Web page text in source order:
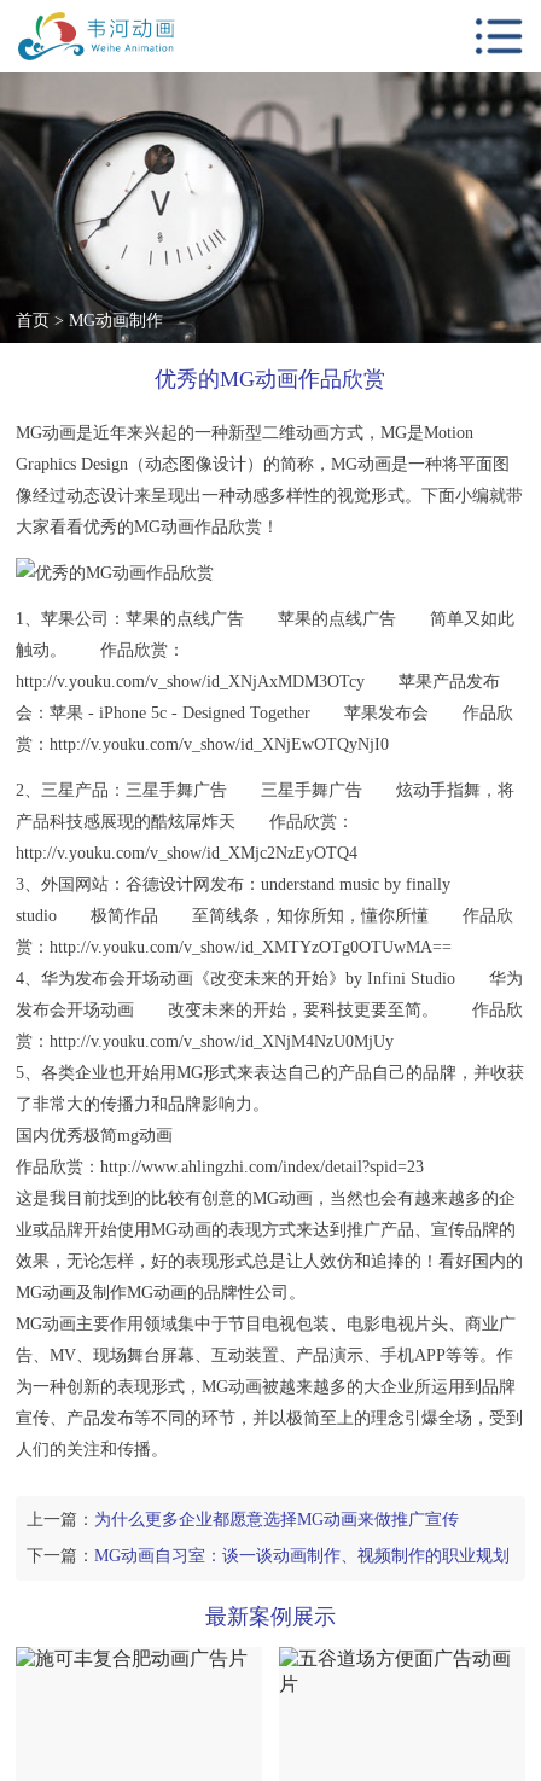
首页
动画服务项目
客户案例
影视视觉设计
新闻中心
动画知识
联系我们
首页 >MG动画制作
优秀的MG动画作品欣赏
MG动画是近年来兴起的一种新型二维动画方式，MG是Motion
Graphics Design（动态图像设计）的简称，MG动画是一种将平面图
像经过动态设计来呈现出一种动感多样性的视觉形式。下面小编就带
大家看看优秀的MG动画作品欣赏！
1、苹果公司：苹果的点线广告 苹果的点线广告 简单又如此
触动。 作品欣赏：
http://v.youku.com/v_show/id_XNjAxMDM3OTcy 苹果产品发布
会：苹果 - iPhone 5c - Designed Together 苹果发布会 作品欣
赏：http://v.youku.com/v_show/id_XNjEwOTQyNjI0
2、三星产品：三星手舞广告 三星手舞广告 炫动手指舞，将
产品科技感展现的酷炫屌炸天 作品欣赏：
http://v.youku.com/v_show/id_XMjc2NzEyOTQ4
3、外国网站：谷德设计网发布：understand music by finally
studio 极简作品 至简线条，知你所知，懂你所懂 作品欣
赏：http://v.youku.com/v_show/id_XMTYzOTg0OTUwMA==
4、华为发布会开场动画《改变未来的开始》by Infini Studio 华为
发布会开场动画 改变未来的开始，要科技更要至简。 作品欣
赏：http://v.youku.com/v_show/id_XNjM4NzU0MjUy
5、各类企业也开始用MG形式来表达自己的产品自己的品牌，并收获
了非常大的传播力和品牌影响力。
国内优秀极简mg动画
作品欣赏：http://www.ahlingzhi.com/index/detail?spid=23
这是我目前找到的比较有创意的MG动画，当然也会有越来越多的企
业或品牌开始使用MG动画的表现方式来达到推广产品、宣传品牌的
效果，无论怎样，好的表现形式总是让人效仿和追捧的！看好国内的
MG动画及制作MG动画的品牌性公司。
MG动画主要作用领域集中于节目电视包装、电影电视片头、商业广
告、MV、现场舞台屏幕、互动装置、产品演示、手机APP等等。作
为一种创新的表现形式，MG动画被越来越多的大企业所运用到品牌
宣传、产品发布等不同的环节，并以极简至上的理念引爆全场，受到
人们的关注和传播。
上一篇： 为什么更多企业都愿意选择MG动画来做推广宣传
下一篇：MG动画自习室：谈一谈动画制作、视频制作的职业规划
最新案例展示